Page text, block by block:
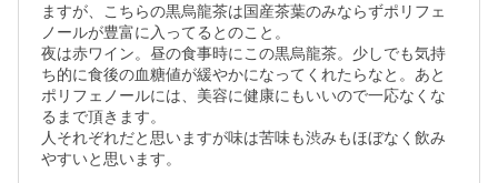
ますが、こちらの黒烏龍茶は国産茶葉のみならずポリフェ
ノールが豊富に入ってるとのこと。
夜は赤ワイン。昼の食事時にこの黒烏龍茶。少しでも気持
ち的に食後の血糖値が緩やかになってくれたらなと。あと
ポリフェノールには、美容に健康にもいいので一応なくな
るまで頂きます。
人それぞれだと思いますが味は苦味も渋みもほぼなく飲み
やすいと思います。